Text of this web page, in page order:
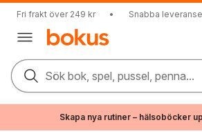
Fri frakt över 249 kr • Snabba
Sök bok, spel, pussel, penna...
Skapa nya rutiner – hälsoböcker